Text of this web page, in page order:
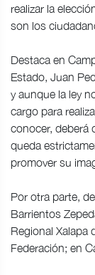
realizar la
son los
Destaca en
Estado, Juan
y aunque la ley
cargo para
conocer, deberá
queda
promover su
Por otra parte,
Barrientos
Regional Xalapa
Federación; en